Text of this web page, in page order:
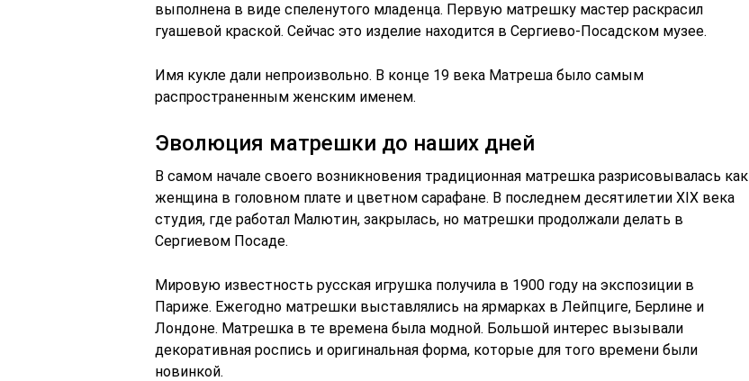
выполнена в виде спеленутого младенца. Первую матрешку мастер раскрасил
гуашевой краской. Сейчас это изделие находится в Сергиево-Посадском музее.
Имя кукле дали непроизвольно. В конце 19 века Матреша было самым
распространенным женским именем.
Эволюция матрешки до наших дней
В самом начале своего возникновения традиционная матрешка разрисовывалась как
женщина в головном плате и цветном сарафане. В последнем десятилетии XIX века
студия, где работал Малютин, закрылась, но матрешки продолжали делать в
Сергиевом Посаде.
Мировую известность русская игрушка получила в 1900 году на экспозиции в
Париже. Ежегодно матрешки выставлялись на ярмарках в Лейпциге, Берлине и
Лондоне. Матрешка в те времена была модной. Большой интерес вызывали
декоративная роспись и оригинальная форма, которые для того времени были
новинкой.